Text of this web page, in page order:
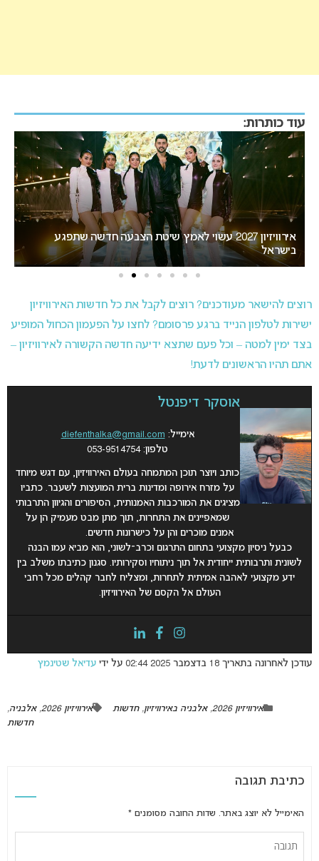
עוד כותרות:
“אני צריכה לשתף אתכם במשהו חשוב”: הכרזתה של זוכת
האירוויזיון מסעירה את הרשת
רוצים להישאר מעודכנים? רוצים לקבל את כל חדשות האירוויזיון
ישירות לטלפון הנייד ברגע פרסומם? לחצו על הפעמון הכחול המופיע
בצד ימין למטה – וכל פעם שתצא ידיעה חדשה הקשורה לאירוויזיון –
אתם תהיו הראשונים לדעת!
אוסקר דיפנטל
אימייל: diefenthalka@gmail.com
טלפון: 053-9514754
כותב ויוצר תוכן המתמחה בעולם האירוויזיון, עם דגש מיוחד
על מזרח אירופה ומדינות ברית המועצות לשעבר. כתביו
מציגים את המורכבות האמנותית, הסיפורים והגיוון התרבותי
שמאפיינים את התחרות, תוך מתן מבט מעמיק הן על
אמנים מוכרים והן על כישרונות חדשים.
כבעל ניסיון מקצועי בתחום התרגום וכרב־לשוני, הוא מביא עמו הבנה
לשונית ותרבותית ייחודית אל תוך ניתוחיו וסקירותיו. סגנון כתיבתו משלב בין
ידע מקצועי לאהבה אמיתית לתחרות, ומצליח לחבר קהלים מכל רחבי
העולם אל הקסם של האירוויזיון.
עודכן לאחרונה בתאריך 18 בדצמבר 2025 02:44 על ידי עדיאל שטינמץ
אירוויזיון 2026 ,אלבניה באירוויזיון,חדשות אירוויזיון 2026 ,אלבניה,
חדשות
כתיבת תגובה
האימייל לא יוצג באתר. שדות החובה מסומנים *